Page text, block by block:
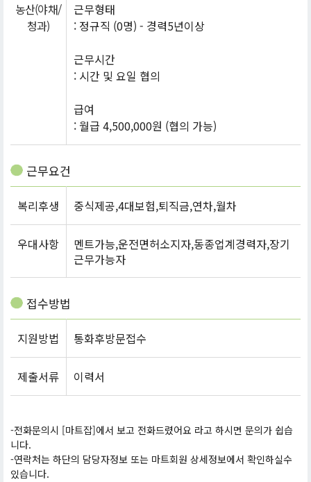
농산(야채/
청과)
근무형태
: 정규직 (0명) - 경력5년이상
근무시간
: 시간 및 요일 협의
급여
: 월급 4,500,000원 (협의 가능)
근무요건
복리후생 중식제공,4대보험,퇴직금,연차,월차
우대사항
멘트가능,운전면허소지자,동종업계경력자,장기
근무가능자
접수방법
지원방법 통화후방문접수
제출서류 이력서
-전화문의시 [마트잡]에서 보고 전화드렸어요 라고 하시면 문의가 쉽습
니다.
-연락처는 하단의 담당자정보 또는 마트회원 상세정보에서 확인하실수
있습니다.